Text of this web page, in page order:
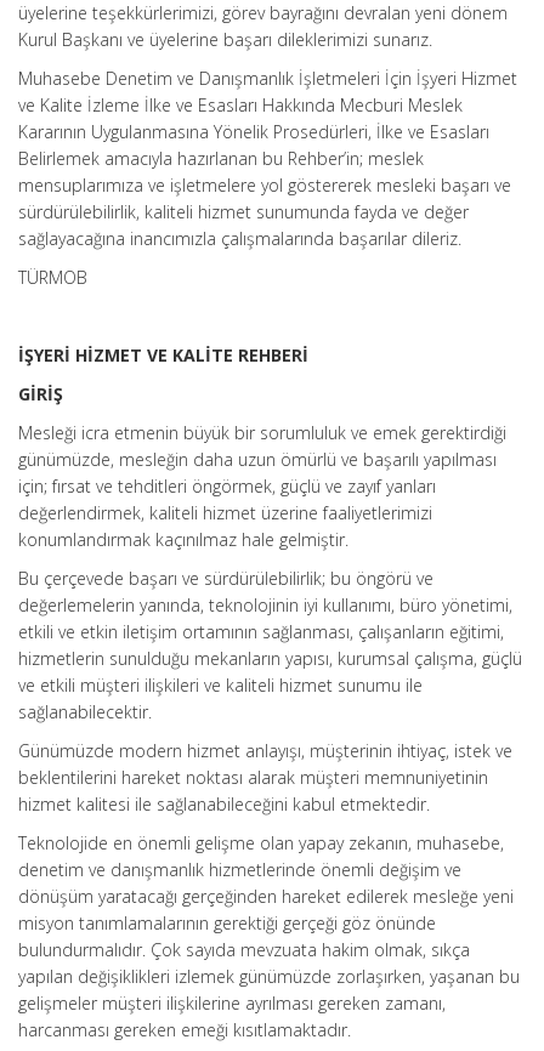
üyelerine teşekkürlerimizi, görev bayrağını devralan yeni dönem
Kurul Başkanı ve üyelerine başarı dileklerimizi sunarız.
Muhasebe Denetim ve Danışmanlık İşletmeleri İçin İşyeri Hizmet
ve Kalite İzleme İlke ve Esasları Hakkında Mecburi Meslek
Kararının Uygulanmasına Yönelik Prosedürleri, İlke ve Esasları
Belirlemek amacıyla hazırlanan bu Rehber’in; meslek
mensuplarımıza ve işletmelere yol göstererek mesleki başarı ve
sürdürülebilirlik, kaliteli hizmet sunumunda fayda ve değer
sağlayacağına inancımızla çalışmalarında başarılar dileriz.
TÜRMOB
İŞYERİ HİZMET VE KALİTE REHBERİ
GİRİŞ
Mesleği icra etmenin büyük bir sorumluluk ve emek gerektirdiği
günümüzde, mesleğin daha uzun ömürlü ve başarılı yapılması
için; fırsat ve tehditleri öngörmek, güçlü ve zayıf yanları
değerlendirmek, kaliteli hizmet üzerine faaliyetlerimizi
konumlandırmak kaçınılmaz hale gelmiştir.
Bu çerçevede başarı ve sürdürülebilirlik; bu öngörü ve
değerlemelerin yanında, teknolojinin iyi kullanımı, büro yönetimi,
etkili ve etkin iletişim ortamının sağlanması, çalışanların eğitimi,
hizmetlerin sunulduğu mekanların yapısı, kurumsal çalışma, güçlü
ve etkili müşteri ilişkileri ve kaliteli hizmet sunumu ile
sağlanabilecektir.
Günümüzde modern hizmet anlayışı, müşterinin ihtiyaç, istek ve
beklentilerini hareket noktası alarak müşteri memnuniyetinin
hizmet kalitesi ile sağlanabileceğini kabul etmektedir.
Teknolojide en önemli gelişme olan yapay zekanın, muhasebe,
denetim ve danışmanlık hizmetlerinde önemli değişim ve
dönüşüm yaratacağı gerçeğinden hareket edilerek mesleğe yeni
misyon tanımlamalarının gerektiği gerçeği göz önünde
bulundurmalıdır. Çok sayıda mevzuata hakim olmak, sıkça
yapılan değişiklikleri izlemek günümüzde zorlaşırken, yaşanan bu
gelişmeler müşteri ilişkilerine ayrılması gereken zamanı,
harcanması gereken emeği kısıtlamaktadır.